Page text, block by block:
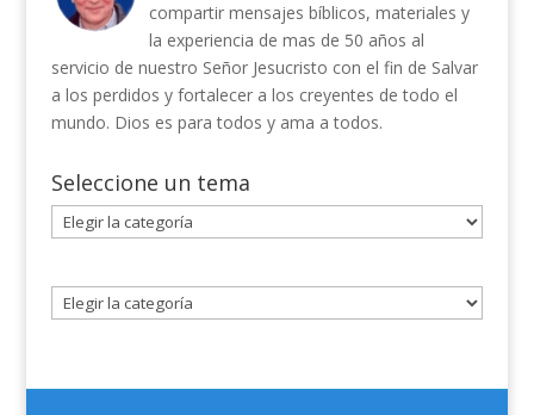
compartir mensajes bíblicos, materiales y
la experiencia de mas de 50 años al
servicio de nuestro Señor Jesucristo con el fin de Salvar
a los perdidos y fortalecer a los creyentes de todo el
mundo. Dios es para todos y ama a todos.
Seleccione un tema
Seleccione
un